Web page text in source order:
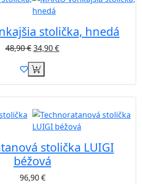
stolička, hnedá
48,90€34,90€
stolička LUIGI
béžová
96,90€